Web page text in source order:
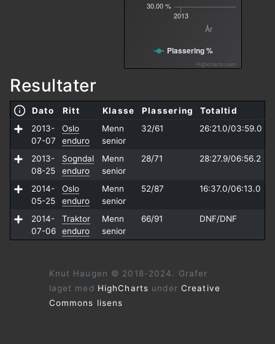
År
2013
30.00 %
Plassering %
Highcharts.com
Resultater
Dato Ritt Klasse Plassering
Totaltid
2013-
07-07
Oslo
enduro
Menn
senior
32/61 26:21.0/03:59.0
2013-
08-25
Sogndal
enduro
Menn
senior
28/71 28:27.9/06:56.2
2014-
05-25
Oslo
enduro
Menn
senior
52/87 16:37.0/06:13.0
2014-
07-06
Traktor
enduro
Menn
senior
66/91 DNF/DNF
Knut Haugen © 2018-2024. Grafer
laget med HighCharts under Creative
Commons lisens